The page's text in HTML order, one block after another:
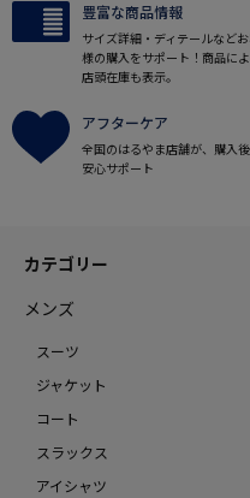
豊富な商品情報
サイズ詳細・ディテールなど
様の購入をサポート！商品に
店頭在庫も表示。
アフターケア
全国のはるやま店舗が、購入
安心サポート
カテゴリー
メンズ
スーツ
ジャケット
コート
スラックス
アイシャツ